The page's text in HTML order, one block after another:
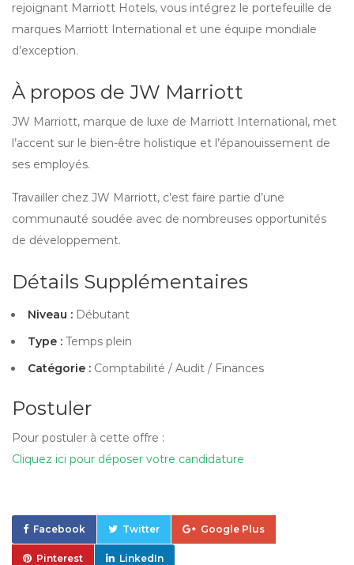
rejoignant Marriott Hotels, vous intégrez le portefeuille de
marques Marriott International et une équipe mondiale
d’exception.
À propos de JW Marriott
JW Marriott, marque de luxe de Marriott International, met
l’accent sur le bien-être holistique et l’épanouissement de
ses employés.
Travailler chez JW Marriott, c’est faire partie d’une
communauté soudée avec de nombreuses opportunités
de développement.
Détails Supplémentaires
Niveau : Débutant
Type : Temps plein
Catégorie : Comptabilité / Audit / Finances
Postuler
Pour postuler à cette offre :
Cliquez ici pour déposer votre candidature
Facebook Twitter Google Plus
Pinterest LinkedIn